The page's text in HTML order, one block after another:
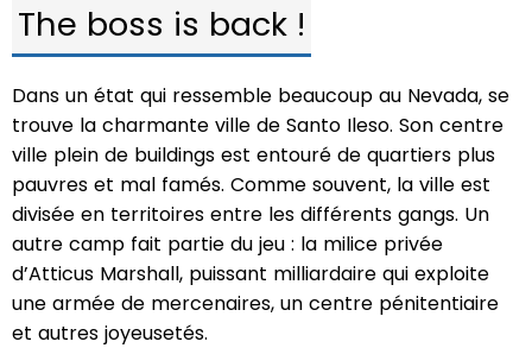
The boss is back !
Dans un état qui ressemble beaucoup au Nevada, se
trouve la charmante ville de Santo Ileso. Son centre
ville plein de buildings est entouré de quartiers plus
pauvres et mal famés. Comme souvent, la ville est
divisée en territoires entre les différents gangs. Un
autre camp fait partie du jeu : la milice privée
d’Atticus Marshall, puissant milliardaire qui exploite
une armée de mercenaires, un centre pénitentiaire
et autres joyeusetés.